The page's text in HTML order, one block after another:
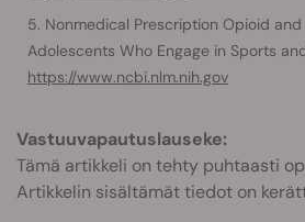
Nonmedical Prescription Opioid and
Adolescents Who Engage in Sports
https://www.ncbi.nlm.nih.gov
Vastuuvapautuslauseke:
Tämä artikkeli on tehty puhtaasti
Artikkelin sisältämät tiedot on